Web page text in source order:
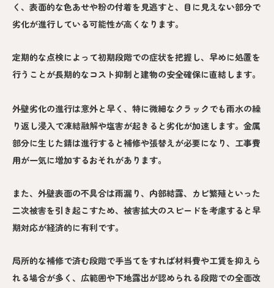
く、表面的な色あせや粉の付着を見逃すと、目に見えない部分で
劣化が進行している可能性が高くなります。
定期的な点検によって初期段階での症状を把握し、早めに処置を
行うことが長期的なコスト抑制と建物の安全確保に直結します。
外壁劣化の進行は意外と早く、特に微細なクラックでも雨水の繰
り返し浸入で凍結融解や塩害が起きると劣化が加速します。金属
部分に生じた錆は進行すると補修や張替えが必要になり、工事費
用が一気に増加するおそれがあります。
また、外壁表面の不具合は雨漏り、内部結露、カビ繁殖といった
二次被害を引き起こすため、被害拡大のスピードを考慮すると早
期対応が経済的に有利です。
局所的な補修で済む段階で手当てをすれば材料費や工賃を抑えら
れる場合が多く、広範囲や下地露出が認められる段階での全面改